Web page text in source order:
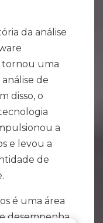
da análise
tornou uma
de
disso, o
a
e levou a
de
é uma área
desempenha